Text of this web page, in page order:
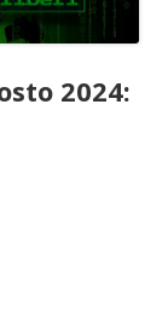
2024: